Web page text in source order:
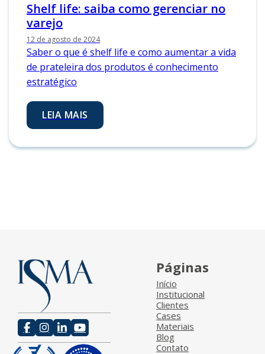
Shelf life: saiba como gerenciar no
varejo
12 de agosto de 2024
Saber o que é shelf life e como aumentar a vida
de prateleira dos produtos é conhecimento
estratégico
LEIA MAIS
Páginas
Início
Institucional
Clientes
Cases
Materiais
Blog
Contato